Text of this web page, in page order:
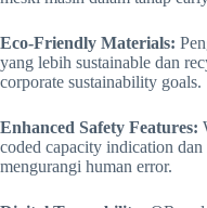
Eco-Friendly Materials:
yang lebih sustainable dan
corporate sustainability goals.
Enhanced Safety Features:
coded capacity indication
mengurangi human error.